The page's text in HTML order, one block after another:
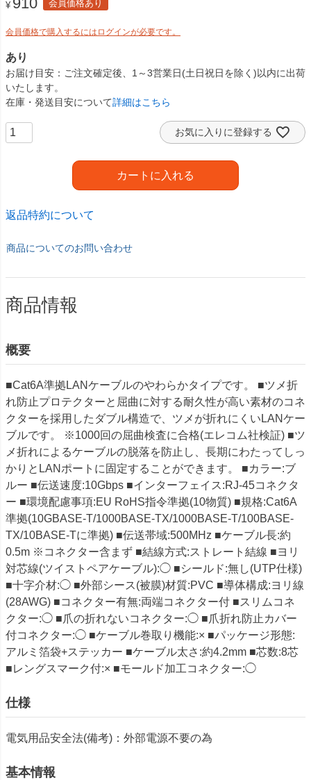
¥ 会員価格あり
会員価格で購入するにはログインが必要です。
あり
お届け目安
ご注文確定後、1～3営業日(土日祝日を除く)以内に出荷
いたします。
在庫・発送目安について詳細はこちら
お気に入りに登録する
カートに入れる
返品特約について
商品についてのお問い合わせ
商品情報
概要
■Cat6A準拠LANケーブルのやわらかタイプです。 ■ツメ折
れ防止プロテクターと屈曲に対する耐久性が高い素材のコネ
クターを採用したダブル構造で、ツメが折れにくいLANケー
ブルです。 ※1000回の屈曲検査に合格(エレコム社検証) ■ツ
メ折れによるケーブルの脱落を防止し、長期にわたってしっ
かりとLANポートに固定することができます。 ■カラー:ブ
ルー ■伝送速度:10Gbps ■インターフェイス:RJ-45コネクタ
ー ■環境配慮事項:EU RoHS指令準拠(10物質) ■規格:Cat6A
準拠(10GBASE-T/1000BASE-TX/1000BASE-T/100BASE-
TX/10BASE-Tに準拠) ■伝送帯域:500MHz ■ケーブル長:約
0.5m ※コネクター含まず ■結線方式:ストレート結線 ■ヨリ
対芯線(ツイストペアケーブル):◯ ■シールド:無し(UTP仕様)
■十字介材:◯ ■外部シース(被膜)材質:PVC ■導体構成:ヨリ線
(28AWG) ■コネクター有無:両端コネクター付 ■スリムコネ
クター:◯ ■爪の折れないコネクター:◯ ■爪折れ防止カバー
付コネクター:◯ ■ケーブル巻取り機能:× ■パッケージ形態:
アルミ箔袋+ステッカー ■ケーブル太さ:約4.2mm ■芯数:8芯
■レングスマーク付:× ■モールド加工コネクター:◯
仕様
電気用品安全法(備考)：外部電源不要の為
基本情報